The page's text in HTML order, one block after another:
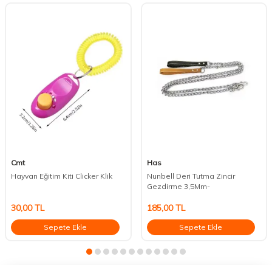
Cmt
Hayvan Eğitim Kiti Clicker Klik
30,00TL
Sepete Ekle
Has
Nunbell Deri Tutma Zincir
Gezdirme 3,5Mm-
185,00TL
Sepete Ekle